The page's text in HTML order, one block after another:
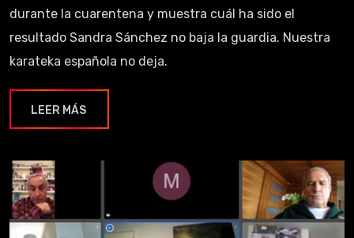
durante la cuarentena y muestra cuál ha sido el
resultado Sandra Sánchez no baja la guardia. Nuestra
karateka española no deja.
LEER MÁS